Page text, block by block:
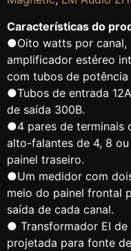
Características do
●Oito watts por canal,
amplificador estéreo
com tubos de potência
●Tubos de entrada
de saída 300B.
●4 pares de terminais
alto-falantes de 4, 8
painel traseiro.
●Um medidor com
meio do painel frontal
saída de cada canal.
● Transformador EI
projetada para fonte